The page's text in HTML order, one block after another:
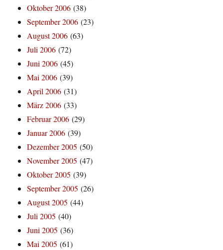
Oktober 2006 (38)
September 2006 (23)
August 2006 (63)
Juli 2006 (72)
Juni 2006 (45)
Mai 2006 (39)
April 2006 (31)
März 2006 (33)
Februar 2006 (29)
Januar 2006 (39)
Dezember 2005 (50)
November 2005 (47)
Oktober 2005 (39)
September 2005 (26)
August 2005 (44)
Juli 2005 (40)
Juni 2005 (36)
Mai 2005 (61)